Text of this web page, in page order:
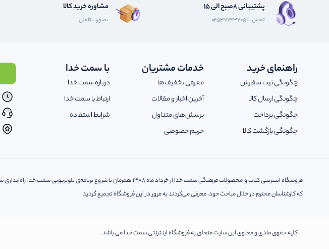
پشتیبانی 8صبح الی 15
تماس با 02537743705
مشاوره خرید کالا
بصورت تلفنی
راهنمای خرید
چگونگی ثبت سفارش
چگونگی ارسال کالا
چگونگی پرداخت
چگونگی بازگشت کالا
خدمات مشتریان
معرفی تخفیف‌ها
آخرین اخبار و مقالات
پرسش‌های متداول
حریم خصوصی
با سمت خدا
درباره سمت خدا
ارتباط با سمت خدا
شرایط استفاده
فروشگاه اینترنتی کتاب و محصولات فرهنگی سمت خدا از خرداد ماه 1388
که کارشناسان محترم در خلال مباحث خود، معرفی می‌کردند به مرور در این فروشگاه تجمیع گردید.
کلیه حقوق مادی و معنوی این سایت متعلق به فروشگاه اینترنتی سمت خدا می باشد.